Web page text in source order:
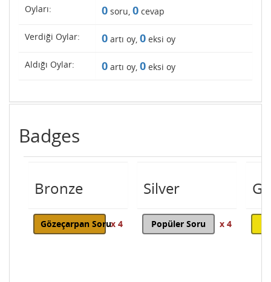
Oyları: 0 soru, 0 cevap
Verdiği Oylar: 0 artı oy, 0 eksi oy
Aldığı Oylar: 0 artı oy, 0 eksi oy
Badges
Bronze
Gözeçarpan Sorux 4
Silver
Popüler Soru x 4